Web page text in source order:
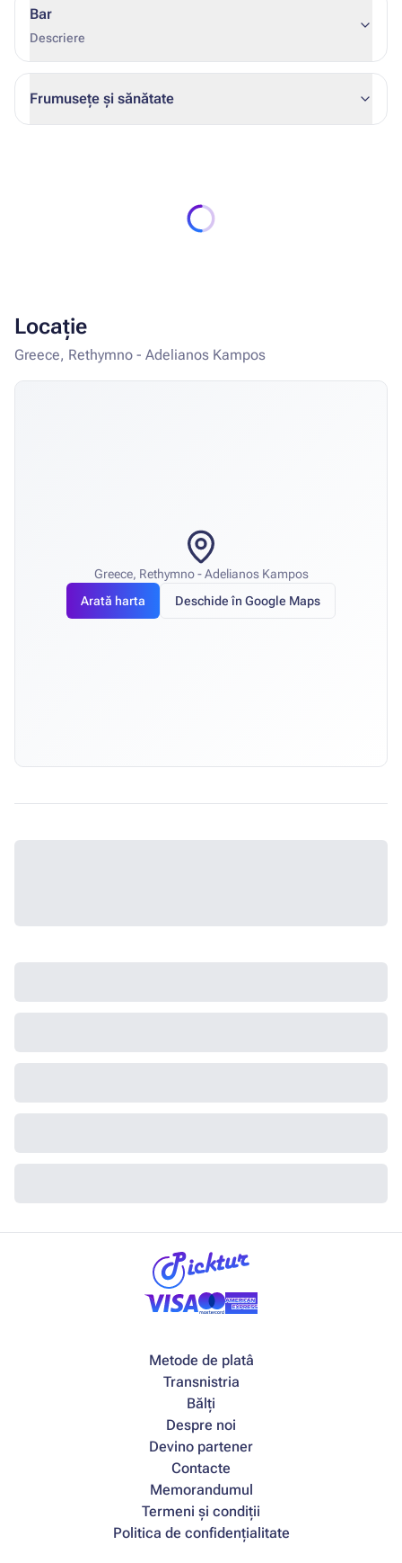
Bar
Descriere
Frumusețe și sănătate
Locație
Greece, Rethymno - Adelianos Kampos
Greece, Rethymno - Adelianos Kampos
Arată harta
Deschide în Google Maps
Metode de platâ
Transnistria
Bălți
Despre noi
Devino partener
Contacte
Memorandumul
Termeni și condiții
Politica de confidențialitate